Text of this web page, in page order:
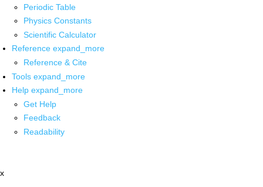
Periodic Table
Physics Constants
Scientific Calculator
Reference expand_more
Reference & Cite
Tools expand_more
Help expand_more
Get Help
Feedback
Readability
x